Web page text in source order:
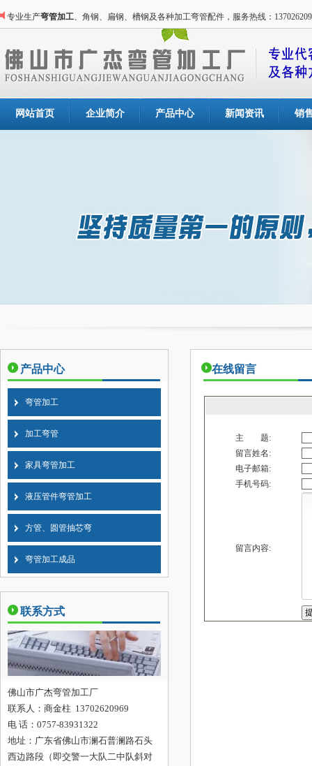
专业生产弯管加工、角钢、扁钢、槽钢及各种加工弯管配件，服务热线：
网站首页 企业简介 产品中心 新闻资讯 销
产品中心
弯管加工
加工弯管
家具弯管加工
液压管件弯管加工
方管、圆管抽芯弯
弯管加工成品
联系方式
佛山市广杰弯管加工厂
联系人： 商金柱 13702620969
电 话：0757-83931322
地址： 广东省佛山市澜石普澜路石头
西边路段（即交警一大队二中队斜对
在线留言
主 题:
留言姓名:
电子邮箱:
手机号码:
留言内容: